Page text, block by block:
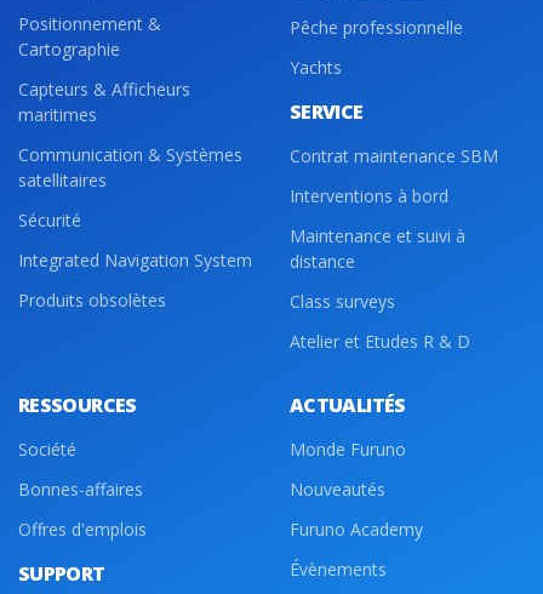
Positionnement &
Cartographie
Capteurs & Afficheurs
maritimes
Communication & Systèmes
satellitaires
Sécurité
Integrated Navigation System
Produits obsolètes
Pêche professionnelle
Yachts
SERVICE
Contrat maintenance SBM
Interventions à bord
Maintenance et suivi à
distance
Class surveys
Atelier et Etudes R & D
RESSOURCES
Société
Bonnes-affaires
Offres d'emplois
SUPPORT
ACTUALITÉS
Monde Furuno
Nouveautés
Furuno Academy
Évènements